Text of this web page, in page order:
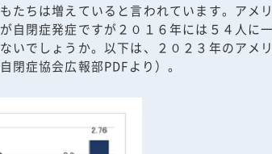
ちは増えていると言われています。アメ
自閉症発症ですが２０１６年には５４人
いでしょうか。以下は、２０２３年のア
閉症協会広報部PDFより）。